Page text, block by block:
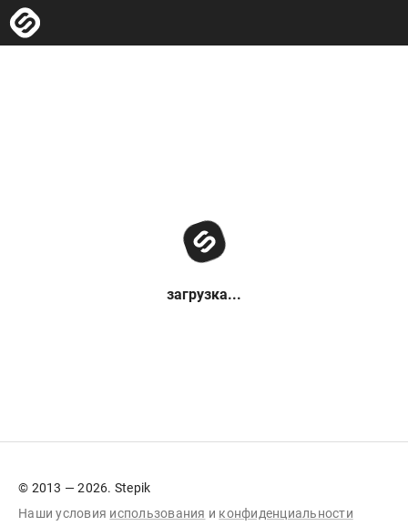
загрузка...
© 2013 — 2026. Stepik
Наши условия использования и конфиденциальности